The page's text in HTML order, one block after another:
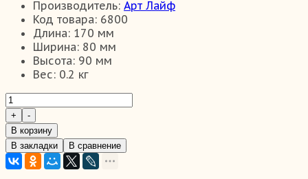
Производитель: Арт Лайф
Код товара: 6800
Длина: 170 мм
Ширина: 80 мм
Высота: 90 мм
Вес: 0.2 кг
В корзину
В закладки
В сравнение